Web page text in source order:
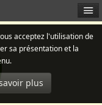
acceptez l'utilisation de
sa présentation et la
plus